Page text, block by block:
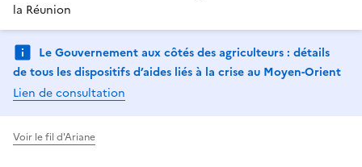
la Réunion
Le Gouvernement aux côtés des agriculteurs : détails
de tous les dispositifs d’aides liés à la crise au Moyen-Orient
Lien de consultation
Voir le fil d'Ariane